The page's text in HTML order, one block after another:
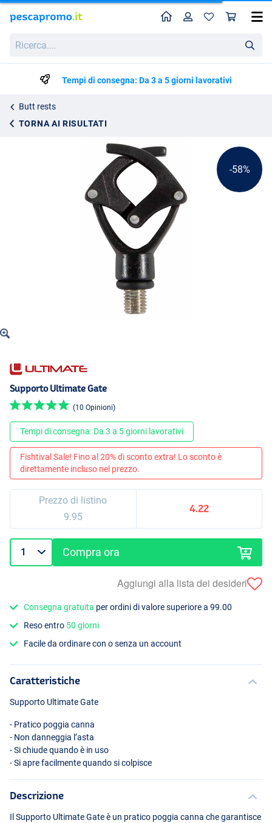
HomeProfilo
Tempi di consegna: Da 3 a 5 giorni lavorativi
Butt rests
TORNA AI RISULTATI
Supporto Ultimate Gate
-58%
Supporto Ultimate Gate
(10 Opinioni)
Tempi di consegna: Da 3 a 5 giorni lavorativi
Fishtival Sale! Fino al 20% di sconto extra! Lo sconto è
direttamente incluso nel prezzo.
Prezzo di listino
9.95
4.22
Compra ora
Aggiungi alla lista dei desideri
Consegna gratuita per ordini di valore superiore a 99.00
Reso entro 50 giorni
Facile da ordinare con o senza un account
Caratteristiche
Supporto Ultimate Gate
- Pratico poggia canna
- Non danneggia l’asta
- Si chiude quando è in uso
- Si apre facilmente quando si colpisce
Descrizione
Il Supporto Ultimate Gate è un pratico poggia canna che garantisce